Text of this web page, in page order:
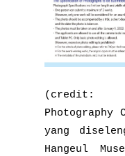
(credit:
yang
Hangeul